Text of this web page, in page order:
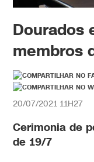
Dourados
membros
20/07/2021 11H27
Cerimonia de
de 19/7